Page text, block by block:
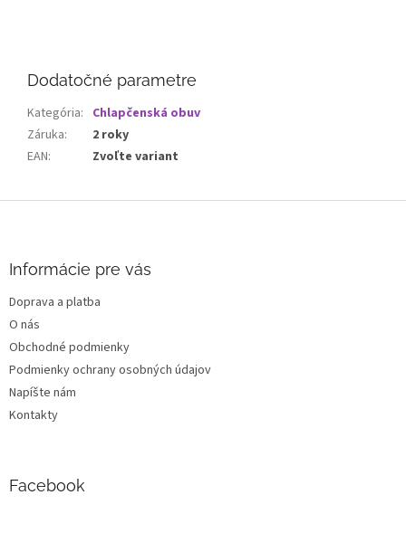
Dodatočné parametre
Kategória: Chlapčenská obuv
Záruka:
2 roky
EAN: Zvoľte variant
e
Informácie pre vás
Doprava a platba
O nás
Obchodné podmienky
Podmienky ochrany osobných údajov
Napíšte nám
Kontakty
Facebook